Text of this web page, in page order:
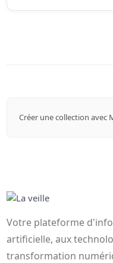
Créer une collection avec
Votre plateforme
artificielle, aux
transformation